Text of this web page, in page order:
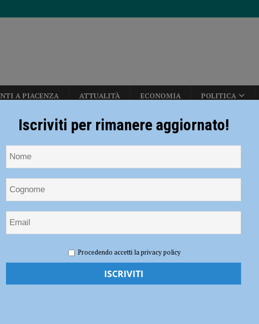
A PIACENZA ATTUALITÀ ECONOMIA POLITICA
di euro per la viabilità. Interventi per 6 milioni anche a Cortemaggiore e
per Futuro Nazionale con Vannacci: “Focus su immigrazione e crisi
“Un nuovo parere urbanistico certifica il corretto operato del Comune, sempre
è gravissimo. Il dramma in provincia di Treviso
derby con Fiorenzuola e Nibbiano CALCIO
l’acqua potabile e si interviene con le autobotti. Iren: “Rispettare le ordinanze
Agata Campana
Campana
Iscriviti per rimanere aggiornato!
Procedendo accetti la privacy policy